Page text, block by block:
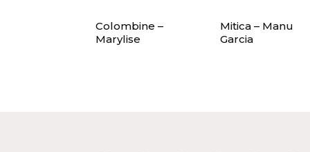
Colombine –
Marylise
Mitica – Manu
Garcia